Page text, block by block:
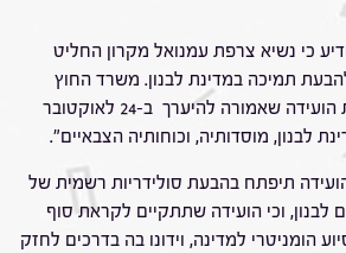
כי נשיא צרפת עמנואל מקרון החליט
להבעת תמיכה במדינת לבנון. משרד החוץ
הצרפתי הודיע כי מטרת הועידה שאמורה להיערך ב-24 לאוקטובר
לבנון, מוסדותיה, וכוחותיה הצבאיים".
תיפתח בהבעת סולידריות רשמית של
וכי הועידה שתתקיים לקראת סוף
הומניטרי למדינה, וידונו בה בדרכים לחזק